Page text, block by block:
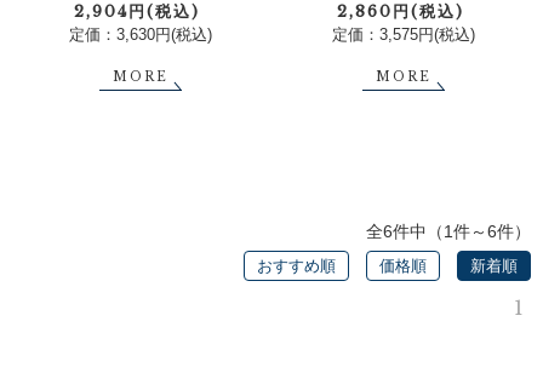
2,904円(税込)
定価：3,630円(税込)
MORE
2,860円(税込)
定価：3,575円(税込)
MORE
全6件中（1件～6件）
おすすめ順 価格順 新着順
1